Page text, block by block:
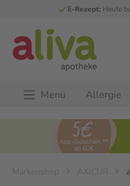
E-Rezept: Heute
Menü Allergie
Markenshop AXICUR